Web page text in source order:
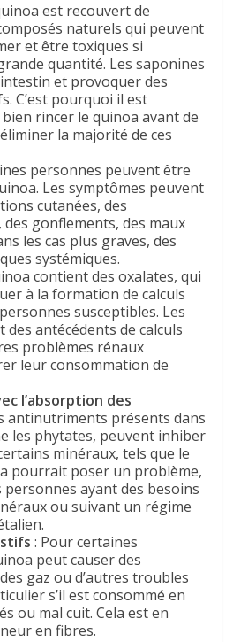
est recouvert de
naturels qui peuvent
et être toxiques si
quantité. Les saponines
et provoquer des
C’est pourquoi il est
rincer le quinoa avant de
la majorité de ces
personnes peuvent être
Les symptômes peuvent
cutanées, des
gonflements, des maux
les cas plus graves, des
systémiques.
contient des oxalates, qui
à la formation de calculs
susceptibles. Les
des antécédents de calculs
problèmes rénaux
leur consommation de
l’absorption des
antinutriments présents dans
les phytates, peuvent inhiber
minéraux, tels que le
pourrait poser un problème,
ayant des besoins
ou suivant un régime
: Pour certaines
peut causer des
gaz ou d’autres troubles
s’il est consommé en
ou mal cuit. Cela est en
en fibres.